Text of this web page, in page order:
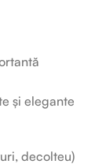
și elegante
decolteu)